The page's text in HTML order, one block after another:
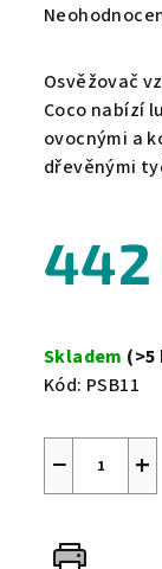
Průměrné
produktu
je
z
Osvěžovač
Coco nabízí
ovocnými a
dřevěnými
442
cena:
Skladem (>5
Kód: PSB11
+
−